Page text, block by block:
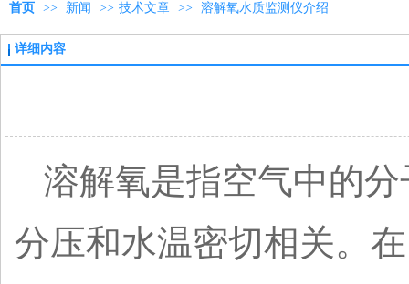
首页 >> 新闻 >> 技术文章 >> 溶解氧水质监测仪介绍
详细内容
溶解氧是指空气中的
分压和水温密切相关。